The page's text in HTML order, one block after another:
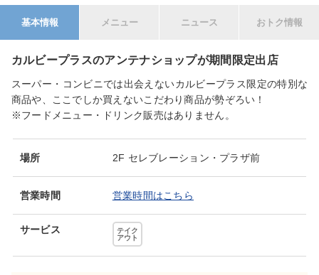
基本情報 メニュー ニュース おトク情報
カルビープラスのアンテナショップが期間限定出店
スーパー・コンビニでは出会えないカルビープラス限定の特別な
商品や、ここでしか買えないこだわり商品が勢ぞろい！
※フードメニュー・ドリンク販売はありません。
場所 2F セレブレーション・プラザ前
営業時間 営業時間はこちら
サービス
テイク
アウト